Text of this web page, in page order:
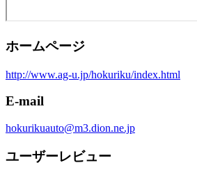
ホームページ
http://www.ag-u.jp/hokuriku/index.html
E-mail
hokurikuauto@m3.dion.ne.jp
ユーザーレビュー